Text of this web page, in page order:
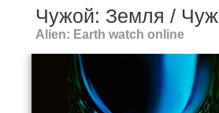
Чужой: Земля /
Alien: Earth watch online